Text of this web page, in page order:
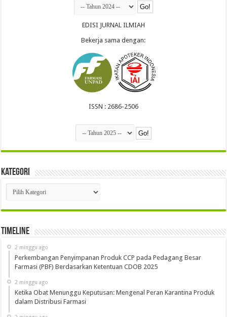
EDISI JURNAL ILMIAH
Bekerja sama dengan:
ISSN : 2686-2506
Kategori
Kategori
Timeline
2 minggu ago
Perkembangan Penyimpanan Produk CCP pada Pedagang Besar
Farmasi (PBF) Berdasarkan Ketentuan CDOB 2025
2 minggu ago
Ketika Obat Menunggu Keputusan: Mengenal Peran Karantina Produk
dalam Distribusi Farmasi